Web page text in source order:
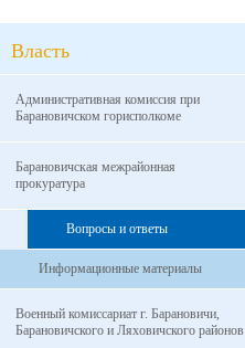
Власть
Административная комиссия при
Барановичском горисполкоме
Барановичская межрайонная
прокуратура
Вопросы и ответы
Информационные материалы
Военный комиссариат г. Барановичи,
Барановичского и Ляховичского районов